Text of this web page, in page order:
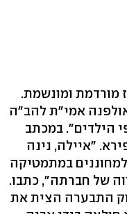
ומאז מורדמת ומונשמת.
אמי"ת להב"ה
הילדים". במכתב
"איילה, נינה
למחוננים במתמטיקה
של חברתה", כתבו.
התבערה הצית את